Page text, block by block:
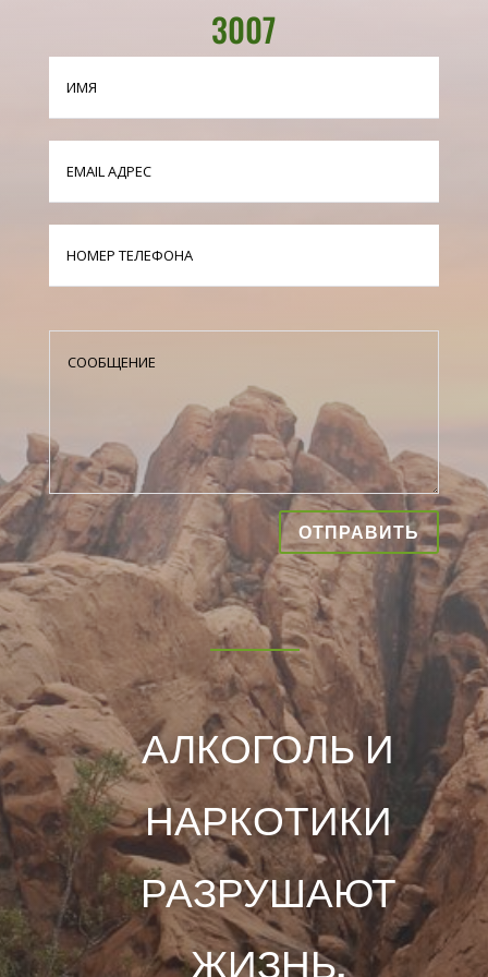
3007
ОТПРАВИТЬ
АЛКОГОЛЬ И
НАРКОТИКИ
РАЗРУШАЮТ
ЖИЗНЬ.